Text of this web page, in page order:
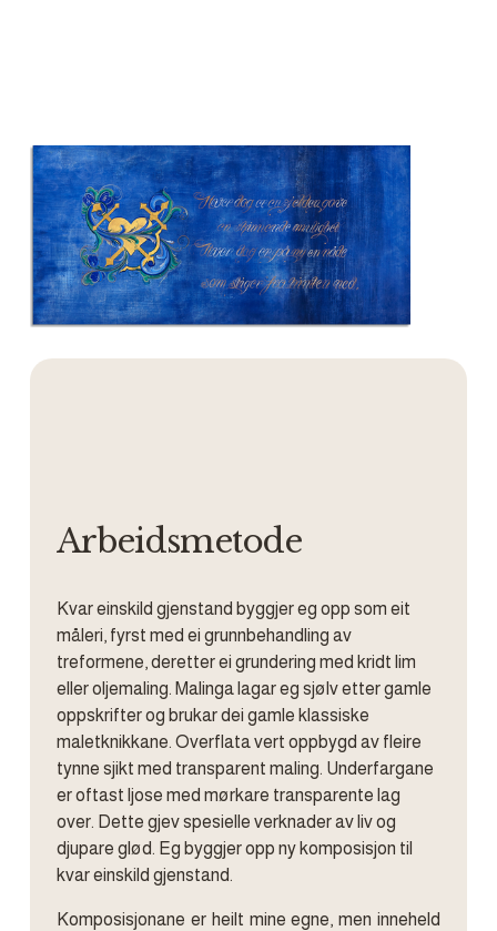
Arbeidsmetode
Kvar einskild gjenstand byggjer eg opp som eit
måleri, fyrst med ei grunnbehandling av
treformene, deretter ei grundering med kridt lim
eller oljemaling. Malinga lagar eg sjølv etter gamle
oppskrifter og brukar dei gamle klassiske
maletknikkane. Overflata vert oppbygd av fleire
tynne sjikt med transparent maling. Underfargane
er oftast ljose med mørkare transparente lag
over. Dette gjev spesielle verknader av liv og
djupare glød. Eg byggjer opp ny komposisjon til
kvar einskild gjenstand.
Komposisjonane er heilt mine egne, men inneheld